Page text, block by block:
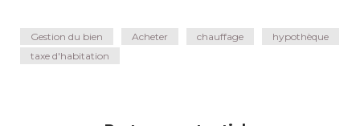
Gestion du bien Acheter chauffage
hypothèque
taxe d'habitation